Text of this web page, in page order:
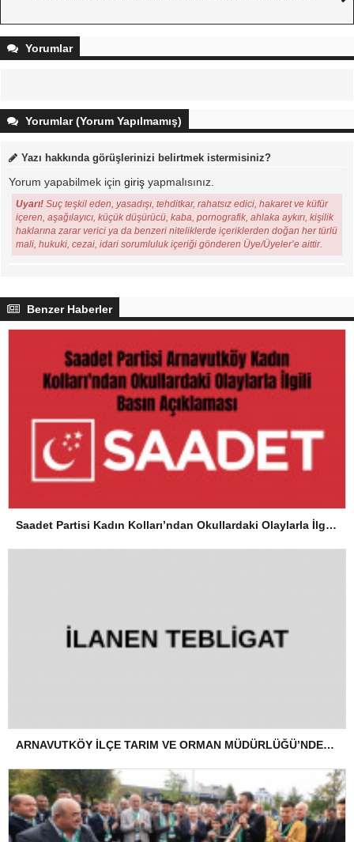
Yorumlar
Yorumlar (Yorum Yapılmamış)
Yazı hakkında görüşlerinizi belirtmek istermisiniz?
Yorum yapabilmek için giriş yapmalısınız.
Uyarı! Suç teşkil eden, yasadışı, tehditkar, rahatsız edici, hakaret ve küfür
içeren, aşağılayıcı, küçük düşürücü, kaba, pornografik, ahlaka aykırı, kişilik
haklarına zarar verici ya da benzeri niteliklerde içeriklerden doğan her türlü
mali, hukuki, cezai, idari sorumluluk içeriği gönderen Üye/Üyeler’e aittir.
Benzer Haberler
Saadet Partisi Kadın Kolları’ndan Okullardaki Olaylarla İlgili Basın Açıklaması
ARNAVUTKÖY İLÇE TARIM VE ORMAN MÜDÜRLÜĞÜ’NDEN İLANEN TEBLİGAT